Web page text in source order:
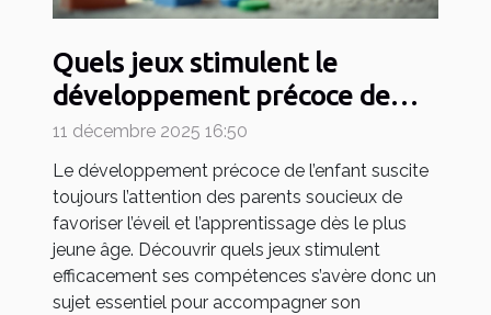
Quels jeux stimulent le
développement précoce de
votre enfant ?
11 décembre 2025 16:50
Le développement précoce de l’enfant suscite
toujours l’attention des parents soucieux de
favoriser l’éveil et l’apprentissage dès le plus
jeune âge. Découvrir quels jeux stimulent
efficacement ses compétences s’avère donc un
sujet essentiel pour accompagner son